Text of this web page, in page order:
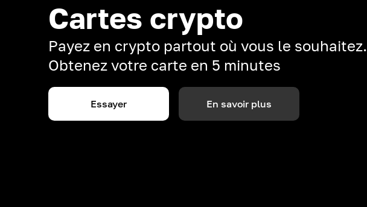
Cartes crypto
Payez en crypto partout où vous le souhaitez.
Obtenez votre carte en 5 minutes
Essayer En savoir plus